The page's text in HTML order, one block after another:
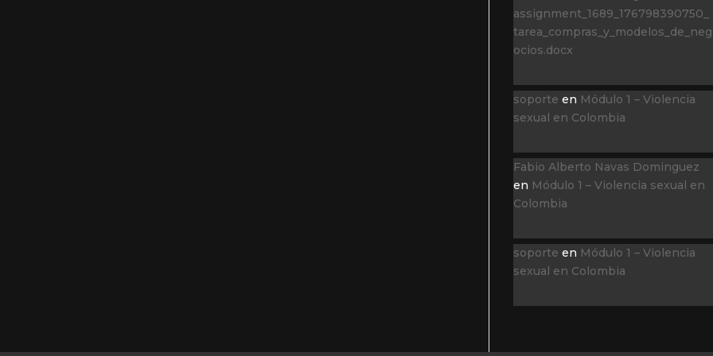
assignment_1689_176798390750_
tarea_compras_y_modelos_de_neg
ocios.docx
soporte en Módulo 1 – Violencia
sexual en Colombia
Fabio Alberto Navas Dominguez
en Módulo 1 – Violencia sexual en
Colombia
soporte en Módulo 1 – Violencia
sexual en Colombia